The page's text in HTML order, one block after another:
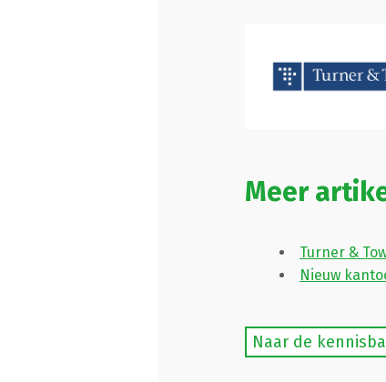
Meer
Turner &
Nieuw
Naar de